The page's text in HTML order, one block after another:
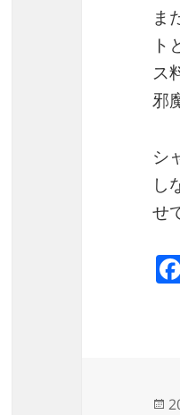
ま
ト
ス
邪
シ
し
せ